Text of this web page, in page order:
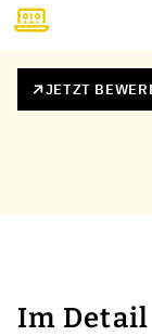
JETZT
Im Detail